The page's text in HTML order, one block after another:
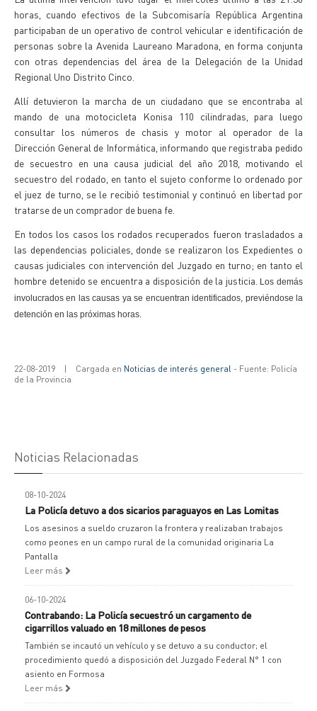
horas, cuando efectivos de la Subcomisaría República Argentina
participaban de un operativo de control vehicular e identificación de
personas sobre la Avenida Laureano Maradona, en forma conjunta
con otras dependencias del área de la Delegación de la Unidad
Regional Uno Distrito Cinco.
Allí detuvieron la marcha de un ciudadano que se encontraba al
mando de una motocicleta Konisa 110 cilindradas, para luego
consultar los números de chasis y motor al operador de la
Dirección General de Informática, informando que registraba pedido
de secuestro en una causa judicial del año 2018, motivando el
secuestro del rodado, en tanto el sujeto conforme lo ordenado por
el juez de turno, se le recibió testimonial y continuó en libertad por
tratarse de un comprador de buena fe.
En todos los casos los rodados recuperados fueron trasladados a
las dependencias policiales, donde se realizaron los Expedientes o
causas judiciales con intervención del Juzgado en turno; en tanto el
hombre detenido se encuentra a disposición de la justicia.
Los demás
involucrados en las causas ya se encuentran identificados, previéndose la
detención en las próximas horas.
22-08-2019 | Cargada en Noticias de interés general - Fuente: Policía
de la Provincia
Noticias Relacionadas
08-10-2024
La Policía detuvo a dos sicarios paraguayos en Las Lomitas
Los asesinos a sueldo cruzaron la frontera y realizaban trabajos
como peones en un campo rural de la comunidad originaria La
Pantalla
Leer más
06-10-2024
Contrabando: La Policía secuestró un cargamento de
cigarrillos valuado en 18 millones de pesos
También se incautó un vehículo y se detuvo a su conductor; el
procedimiento quedó a disposición del Juzgado Federal N° 1 con
asiento en Formosa
Leer más